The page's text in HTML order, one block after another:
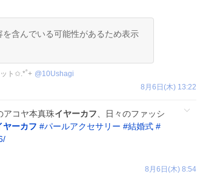
含んでいる可能性があるため表示
ト✩.*˚+ @10Ushagi
8月6日(木) 13:22
アコヤ本真珠イヤーカフ 、日々のファッシ
ヤーカフ #パールアクセサリー #結婚式 #
8月6日(木) 8:54